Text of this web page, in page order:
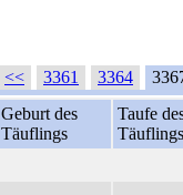
<< 3361 3364
Geburt des
Täuflings
Taufe
Täuflings